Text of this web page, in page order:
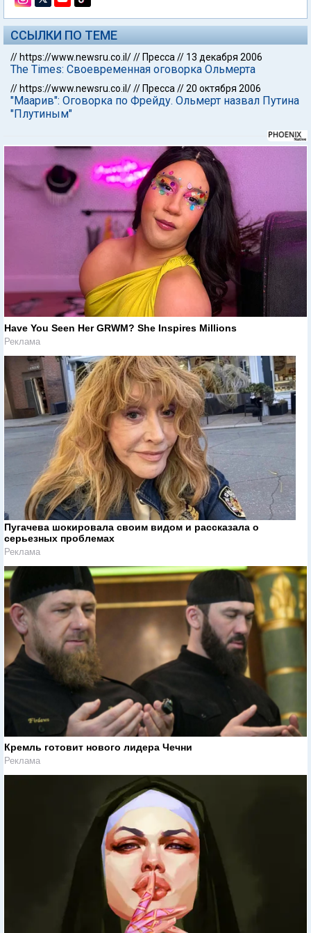
ССЫЛКИ ПО ТЕМЕ
// https://www.newsru.co.il/// Пресса // 13 декабря 2006
The Times: Своевременная оговорка Ольмерта
// https://www.newsru.co.il/// Пресса //20 октября 2006
"Маарив": Оговорка по Фрейду. Ольмерт назвал Путина
"Плутиным"
Have You Seen Her GRWM? She Inspires Millions
Реклама
Пугачева шокировала своим видом и рассказала о
серьезных проблемах
Реклама
Кремль готовит нового лидера Чечни
Реклама